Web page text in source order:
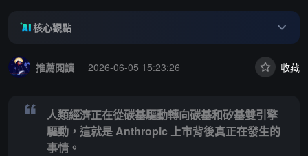
核心觀點
推薦閱讀
2026-06-05 15:23:26 收藏
人類經濟正在從碳基驅動轉向碳基和矽基雙引擎
驅動，這就是 Anthropic 上市背後真正在發生的
事情。